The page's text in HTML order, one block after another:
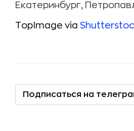
Екатеринбург,
TopImage via
Подписаться на